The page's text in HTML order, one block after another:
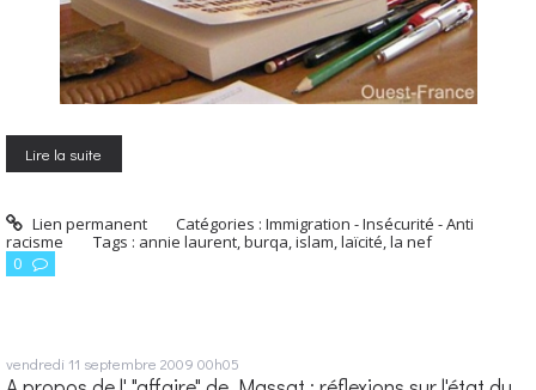
Lire la suite
Lien permanent Catégories :Immigration - Insécurité - Anti
racisme
Tags : annie laurent,burqa,islam,laïcité,la nef
0
vendredi 11 septembre 2009 00h05